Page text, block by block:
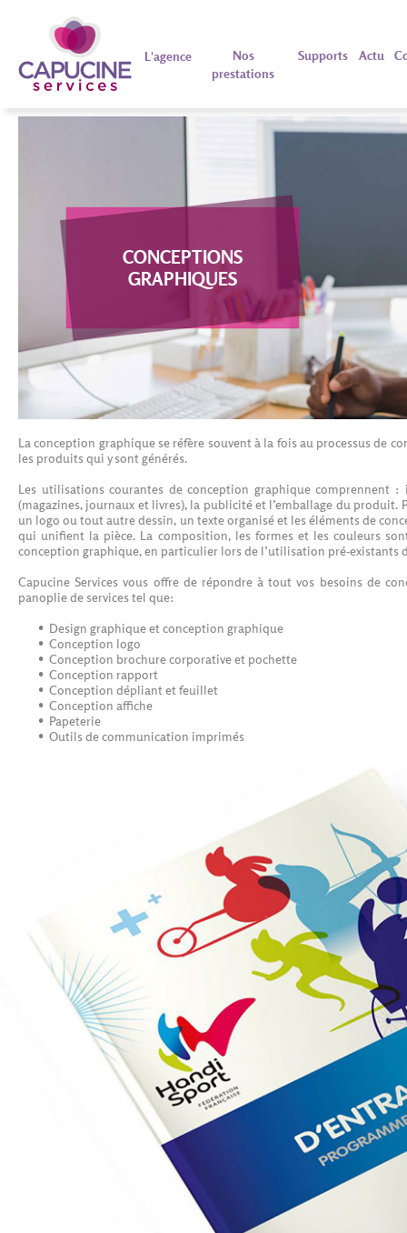
L'agence
Nos
prestations
Actu
Supports
CONCEPTIONS
GRAPHIQUES
La conception graphique se réfère souvent à la fois au processus de
les produits qui y sont générés.
Les utilisations courantes de conception graphique comprennent
(magazines, journaux et livres), la publicité et l’emballage du
un logo ou tout autre dessin, un texte organisé et les éléments de
qui unifient la pièce. La composition, les formes et les couleurs
conception graphique, en particulier lors de l’utilisation pré-existants
Capucine Services vous offre de répondre à tout vos besoins de
panoplie de services tel que:
Design graphique et conception graphique
Conception logo
Conception brochure corporative et pochette
Conception rapport
Conception dépliant et feuillet
Conception affiche
Papeterie
Outils de communication imprimés